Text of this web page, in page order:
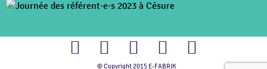
© Copyright 2015 E-FABRIK